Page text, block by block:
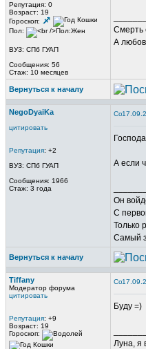
Репутация: 0
Возраст: 19
Гороскоп:
Пол:
ВУЗ: СПб ГУАП
Сообщения: 56
Стаж: 10 месяцев
Смерть
А
Вернуться к началу
NegoDyaiKa
цитировать
Репутация: +2
ВУЗ: СПб ГУАП
Сообщения: 1966
Стаж: 3 года
А если
Он
С
Только
Самый
Вернуться к началу
Tiffany
Модератор форума
цитировать
Репутация: +9
Возраст: 19
Гороскоп:
Буду =)
Луна, я